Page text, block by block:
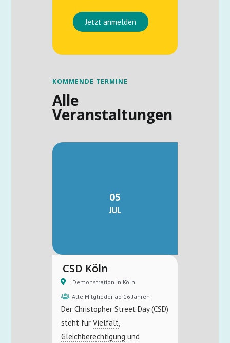
Jetzt anmelden
KOMMENDE TERMINE
Alle
Veranstaltungen
05
JUL
CSD Köln
Demonstration in Köln
Alle Mitglieder ab 16 Jahren
Der Christopher Street Day (CSD)
steht fürVielfalt
Gleichberechtigung und